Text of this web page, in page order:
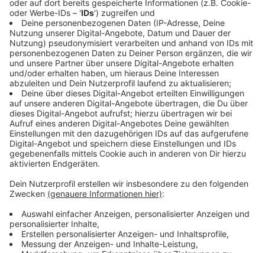
Außerdem wird es morgen Vormittag eine
Pressekonferenz mit dem zuständigen
Kriminalhauptkommissar geben, in dem die Polizei den
aktuellsten Ermittlungsstand mitteilt. Wie hoch der
Schaden ist, der durch den Brand in der Sporthalle ist,
ist weiter unklar. Es fehlt noch eine statische
Untersuchung, um abschließend zu klären, wie teuer
die Reparatur der Sporthalle wird. Und vor allem
welche Auswirkungen das auf die eigentliche
Sanierung der Sporthalle hat. Die Halle befand sich
zum Brandzeitpunkt im Rohbau, da sie seit rund
anderthalb Jahren umfangreich saniert
wird. Zeugenhinweise nimmt die Polizei unter 0221
229-0 oder per Mail an poststelle.koeln@polizei.nrw.de
Anzeige